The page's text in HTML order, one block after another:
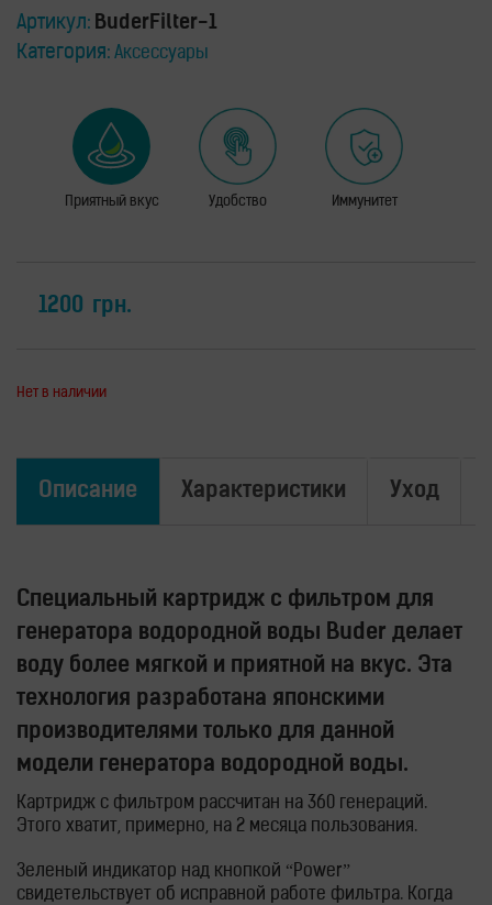
здоровья
Приборы
Дезинфекторы
Аксессуары
ИССЛЕДОВАНИЯ
ОТЗЫВЫ
Артикул: BuderFilter-1
Категория: Аксессуары
Приятный вкус Удобство Иммунитет
1200 грн.
Нет в наличии
Описание Характеристики Уход
Специальный картридж с фильтром для
генератора водородной воды Buder делает
воду более мягкой и приятной на вкус. Эта
технология разработана японскими
производителями только для данной
модели генератора водородной воды.
Картридж с фильтром рассчитан на 360 генераций.
Этого хватит, примерно, на 2 месяца пользования.
Зеленый индикатор над кнопкой “Power”
свидетельствует об исправной работе фильтра. Когда